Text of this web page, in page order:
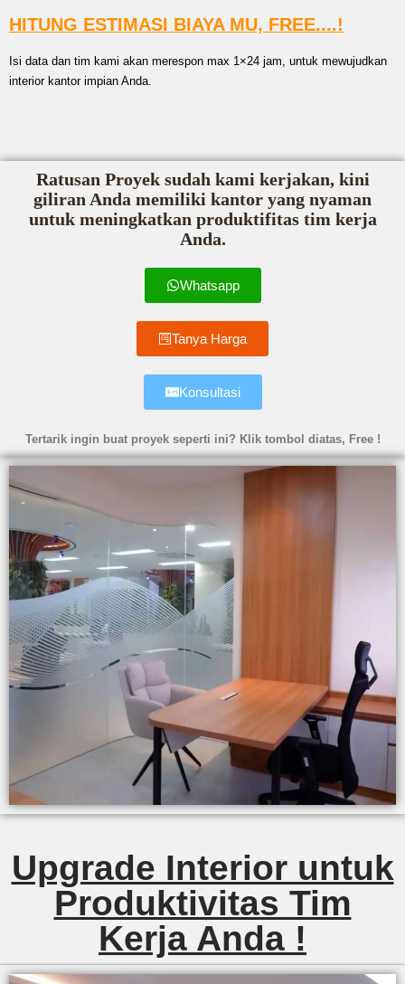
HITUNG ESTIMASI BIAYA MU, FREE....!
Isi data dan tim kami akan merespon max 1×24 jam, untuk mewujudkan
interior kantor impian Anda.
Ratusan Proyek sudah kami kerjakan, kini
giliran Anda memiliki kantor yang nyaman
untuk meningkatkan produktifitas tim kerja
Anda.
Whatsapp
Tanya Harga
Konsultasi
Tertarik ingin buat proyek seperti ini? Klik tombol diatas, Free !
Upgrade Interior untuk
Produktivitas Tim
Kerja Anda !